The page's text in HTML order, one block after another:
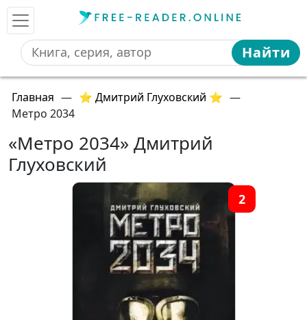
Найти
Главная — ⭐ Дмитрий Глуховский ⭐ —
Метро 2034
«Метро 2034» Дмитрий
Глуховский
2